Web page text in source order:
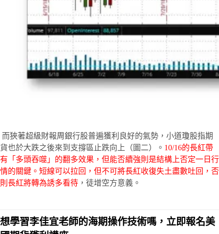
而狹著超級財報周銀行股普遍獲利良好的氣勢，小道瓊股指期
貨也於大跌之後來到支撐區止跌向上（圖二）。 10/16的長紅帶
有「多頭吞噬」的翻多效果，但能否續強則是結構上否定一日行
情的關鍵。短線可以拉回，但不可將長紅收復失土盡數吐回，否
則長紅將轉為誘多看待 ，徒增空方意義。
想學習李佳宜老師的海期操作技術嗎，立即報名美